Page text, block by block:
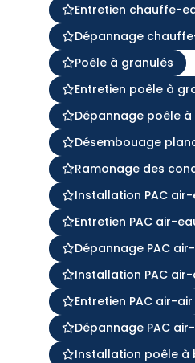
Entretien chauffe-
Dépannage
Poêle à granulés
Entretien poêle à
Dépannage poêle
Désembouage
Ramonage des
Installation PAC
Entretien PAC air-
Dépannage PAC
Installation PAC
Entretien PAC air-air
Dépannage PAC
Installation poêle à